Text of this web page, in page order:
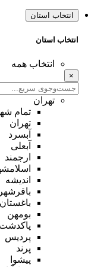
انتخاب استان
انتخاب استان
انتخاب همه
×
تهران
تمام
تهران
آبسرد
آبعلی
ارجمند
اندیشه
باقرشهر
باغستان
بومهن
پاکدشت
پردیس
پرند
پیشوا